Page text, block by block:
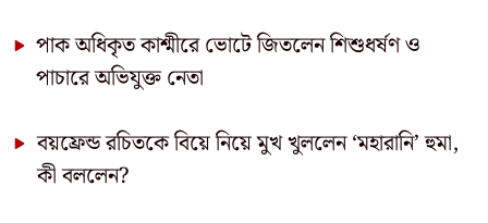
পাক অধিকৃত কাশ্মীরে ভোটে জিতলেন শিশুধর্ষণ ও
পাচারে অভিযুক্ত নেতা
বয়ফ্রেন্ড রচিতকে বিয়ে নিয়ে মুখ খুললেন ‘মহারানি’ হুমা,
কী বললেন?